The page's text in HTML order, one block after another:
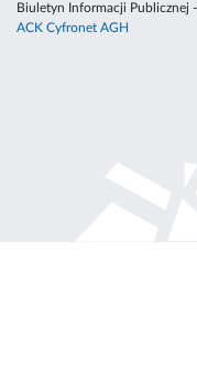
Biuletyn Informacji Publicznej
ACK Cyfronet AGH